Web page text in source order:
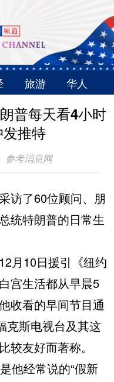
旅游 华人
普每天看4小时
推特
参考消息网
了60位顾问、朋
统特朗普的日常生
10日援引《纽约
宫生活都从早晨5
收看的早间节目通
克斯电视台及其这
较友好而著称。
经常说的“假新